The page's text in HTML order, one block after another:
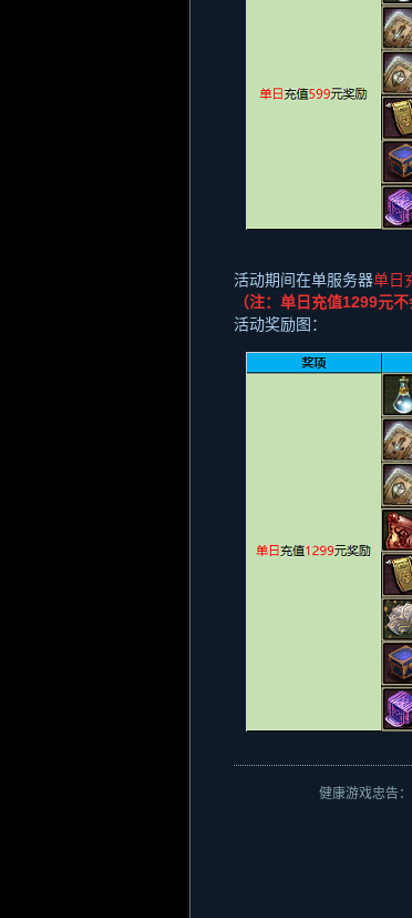
活动期间在单服务器单日
（注：单日充值1299元不
活动奖励图：
健康游戏忠告